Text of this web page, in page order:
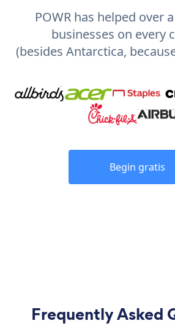
POWR has helped over
businesses on every
(besides Antarctica,
Begin gratis
Frequently Asked